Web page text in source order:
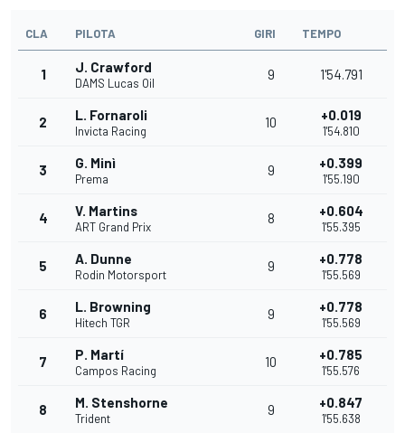
CLA PILOTA GIRI TEMPO
1 J. Crawford
DAMS Lucas Oil
9 1'54.791
2 L. Fornaroli
Invicta Racing
10 +0.019
1'54.810
3 G. Minì
Prema
9 +0.399
1'55.190
4 V. Martins
ART Grand Prix
8 +0.604
1'55.395
5 A. Dunne
Rodin Motorsport
9 +0.778
1'55.569
6 L. Browning
Hitech TGR
9 +0.778
1'55.569
7 P. Martí
Campos Racing
10 +0.785
1'55.576
8 M. Stenshorne
Trident
9 +0.847
1'55.638